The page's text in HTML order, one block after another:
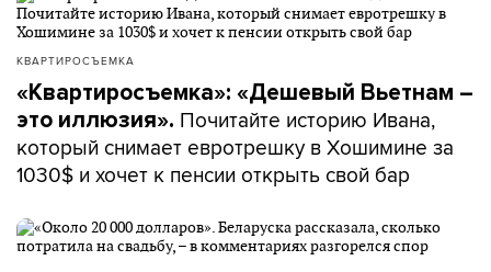
КВАРТИРОСЪЕМКА
«Квартиросъемка»: «Дешевый Вьетнам –
это иллюзия». Почитайте историю Ивана,
который снимает евротрешку в Хошимине за
1030$ и хочет к пенсии открыть свой бар